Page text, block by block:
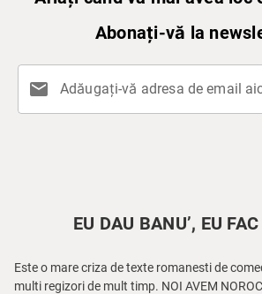
Abonați-vă la
mail Adăugați-vă adresa de email
EU DAU BANU’, EU
Este o mare criza de texte romanesti de
multi regizori de mult timp. NOI AVEM